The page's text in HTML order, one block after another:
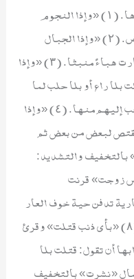
«إذا الشمس كوِّرت» لففت وذهب بنورها. (١) «وإذا النجوم
انكدرت» انقضت وتساقطت على الأرض. (٢) «وإذا الجبال
سيِّرت» ذهب بها عن وجه الأرض فصارت هباءً منبثا. (٣) «وإذا
راع أو بلا حلب لما
دهاهم من الأمر، وإن لم يكن مال أعجب إليهم منها. (٤) «وإذا
لبعض من بعض ثم
سجِّرت» بالتخفيف والتشديد:
النفوس زوجت» قرنت
الجارية تدفن حية خوف العار
والحاجة «سئلت» تبكيتا لقاتلها. (٨) «بأي ذنب قتلت» وقرئ
أن تقول: قتلت بلا
«نشرت» بالتخفيف